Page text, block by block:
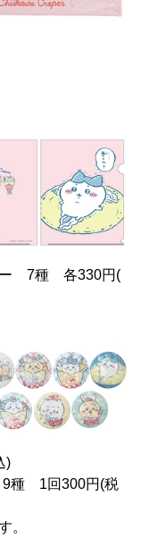
ー 7種 各330円(
)
9種 1回300円(税
。